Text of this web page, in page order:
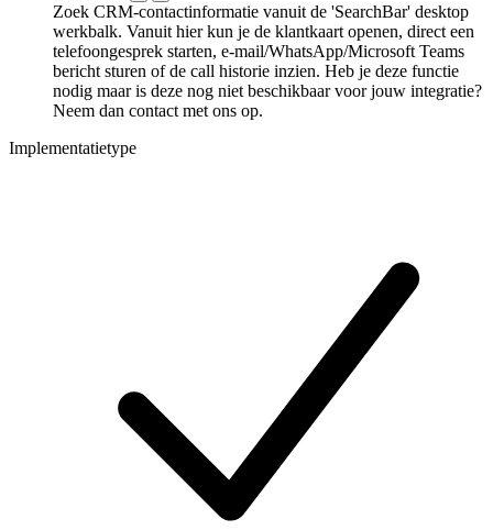
Zoek CRM-contactinformatie vanuit de 'SearchBar' desktop
werkbalk. Vanuit hier kun je de klantkaart openen, direct een
telefoongesprek starten, e-mail/WhatsApp/Microsoft Teams
bericht sturen of de call historie inzien. Heb je deze functie
nodig maar is deze nog niet beschikbaar voor jouw integratie?
Neem dan contact met ons op.
Implementatietype